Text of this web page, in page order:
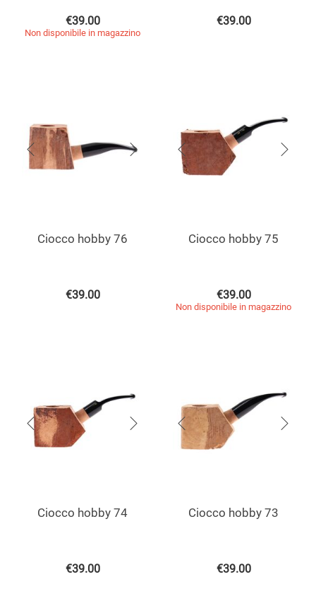
€39.00
Non disponibile in magazzino
€39.00
Ciocco hobby 76
€39.00
Ciocco hobby 75
€39.00
Non disponibile in magazzino
Ciocco hobby 74
€39.00
Ciocco hobby 73
€39.00